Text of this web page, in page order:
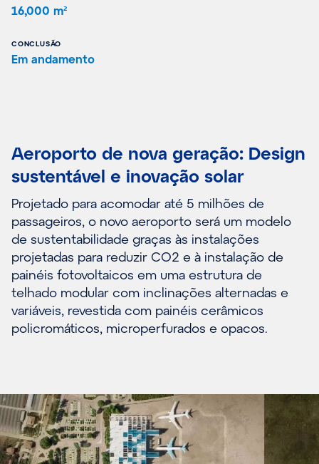
16,000 m²
CONCLUSÃO
Em andamento
Aeroporto de nova geração: Design
sustentável e inovação solar
Projetado para acomodar até 5 milhões de
passageiros, o novo aeroporto será um modelo
de sustentabilidade graças às instalações
projetadas para reduzir CO2 e à instalação de
painéis fotovoltaicos em uma estrutura de
telhado modular com inclinações alternadas e
variáveis, revestida com painéis cerâmicos
policromáticos, microperfurados e opacos.